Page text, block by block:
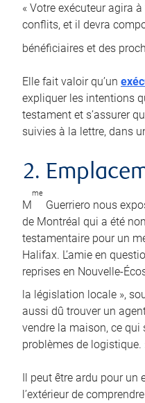
« Votre exécuteur agira
conflits, et il devra
bénéficiaires et des
Elle fait valoir qu’un
expliquer les intentions
testament et s’assurer
suivies à la lettre, dans
2.
M
me
Guerriero nous
de Montréal qui a été
testamentaire pour un
Halifax. L’amie en
reprises en Nouvelle-
la législation locale »,
aussi dû trouver un
vendre la maison, ce qui
problèmes de logistique.
Il peut être ardu pour
l’extérieur de